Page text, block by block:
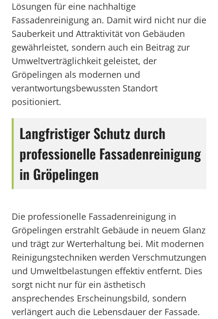
Lösungen für eine nachhaltige
Fassadenreinigung an. Damit wird nicht nur die
Sauberkeit und Attraktivität von Gebäuden
gewährleistet, sondern auch ein Beitrag zur
Umweltverträglichkeit geleistet, der
Gröpelingen als modernen und
verantwortungsbewussten Standort
positioniert.
Langfristiger Schutz durch
professionelle Fassadenreinigung
in Gröpelingen
Die professionelle Fassadenreinigung in
Gröpelingen erstrahlt Gebäude in neuem Glanz
und trägt zur Werterhaltung bei. Mit modernen
Reinigungstechniken werden Verschmutzungen
und Umweltbelastungen effektiv entfernt. Dies
sorgt nicht nur für ein ästhetisch
ansprechendes Erscheinungsbild, sondern
verlängert auch die Lebensdauer der Fassade.